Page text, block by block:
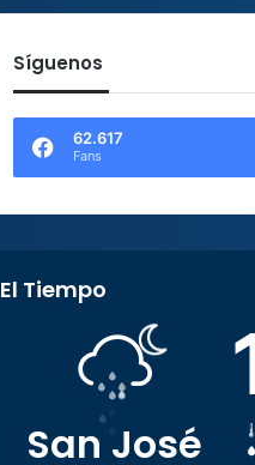
Síguenos
62.617
Fans
El Tiempo
San José